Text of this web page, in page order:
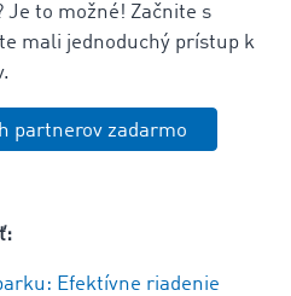
Je to možné! Začnite s
mali jednoduchý prístup k
partnerov zadarmo
Efektívne riadenie